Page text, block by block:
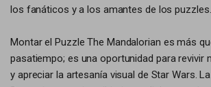
los fanáticos y a los amantes de los puzzles.
Montar el Puzzle The Mandalorian es más
pasatiempo; es una oportunidad para revivir
y apreciar la artesanía visual de Star Wars.